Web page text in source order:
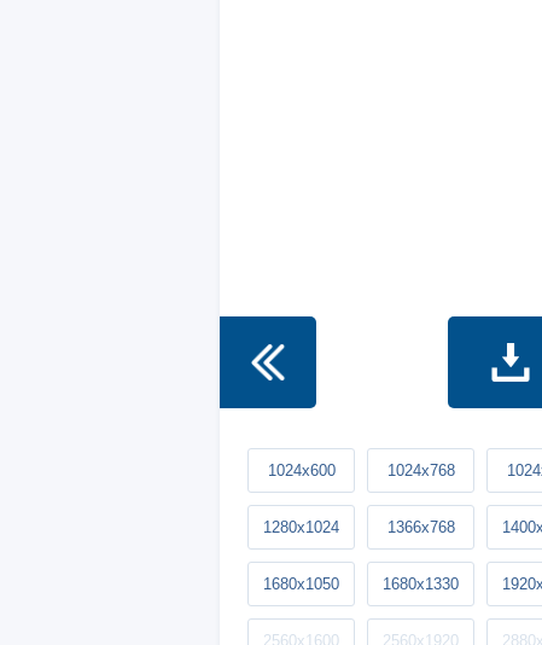
1024x600 1024x768
1280x1024 1366x768
1680x1050 1680x1330
2560x1600 2560x1920